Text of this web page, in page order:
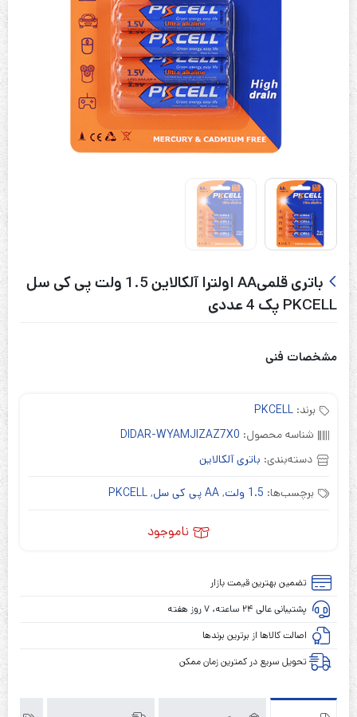
باتری قلمیAA اولترا آلکالاین 1.5 ولت پی کی سل
PKCELL پک 4 عددی
مشخصات فنی
برند: PKCELL
شناسه محصول: DIDAR-WYAMJIZAZ7X0
دسته‌بندی: باتری آلکالاین
برچسب‌ها: 1.5 ولت , AA پی کی سل ,
PKCELL
ناموجود
تضمین بهترین قیمت بازار
پشتیبانی عالی ۲۴ ساعته، ۷ روز هفته
اصالت کالاها از برترین برندها
تحویل سریع در کمترین زمان ممکن